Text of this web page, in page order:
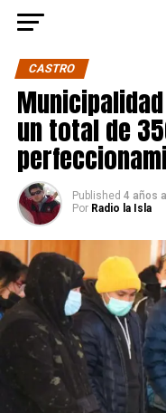
CASTRO
un total de
Published 4 años
Por Radio la Isla